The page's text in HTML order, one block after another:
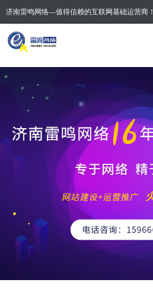
济南雷鸣网络---值得信赖的互联网基础运营商！